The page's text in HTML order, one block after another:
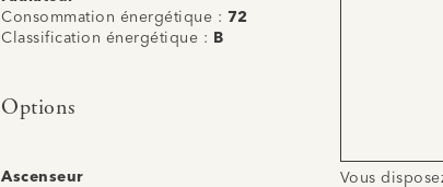
Consommation énergétique : 72
Classification énergétique :
B
Options
Ascenseur
Vous